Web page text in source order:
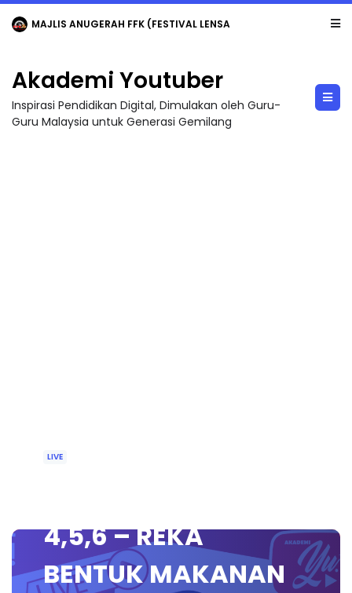
MAJLIS ANUGERAH FFK (FESTIVAL LENSA PENDIDIKAN - FLeP) 2026
Akademi Youtuber
Inspirasi Pendidikan Digital, Dimulakan oleh Guru-
Guru Malaysia untuk Generasi Gemilang
LIVE
4,5,6 – REKA
BENTUK MAKANAN